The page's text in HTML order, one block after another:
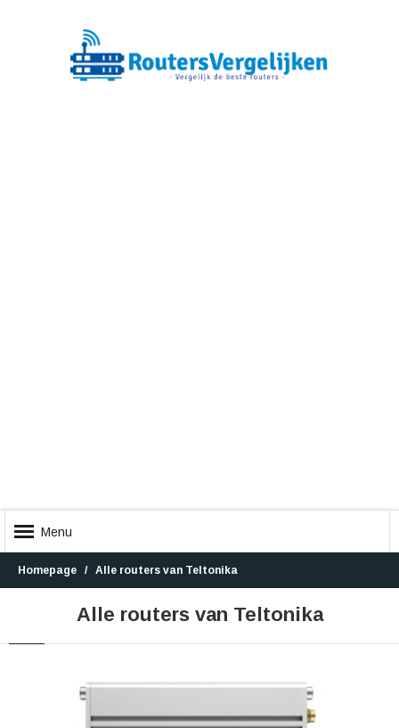
Menu
Homepage Alle routers van Teltonika
Alle routers van Teltonika